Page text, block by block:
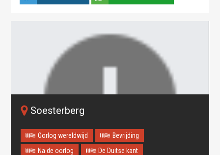
Soesterberg
Oorlog wereldwijd
Bevrijding
Na de oorlog
De Duitse kant